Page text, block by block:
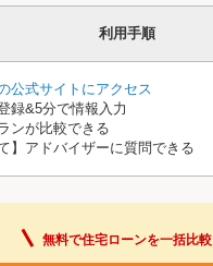
利用手順
公式サイトにアクセス
録&5分で情報入力
ンが比較できる
】アドバイザーに質問できる
無料で住宅ローンを一括比較